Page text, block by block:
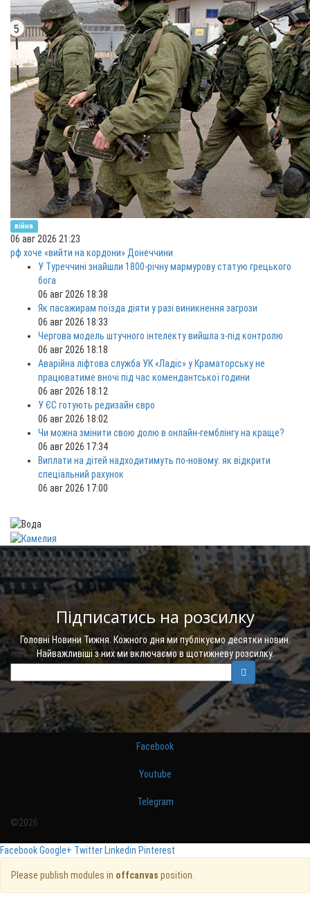
війна
06 авг 2026 21:23
рф хоче «вийти на кордони» Донеччини
У Туреччині знайшли 1800-річну мармурову статую грецького
бога
06 авг 2026 18:38
Як пасажирам поїзда діяти у разі виникнення загрози
06 авг 2026 18:33
Чергова модель штучного інтелекту вийшла з-під контролю
06 авг 2026 18:18
Аварійна ліфтова служба УК «Ладіс» у Краматорську не
працюватиме вночі під час комендантської години
06 авг 2026 18:12
У ЄС готують редизайн євро
06 авг 2026 18:02
Чи можна змінити свою долю в онлайн-гемблінгу на краще?
06 авг 2026 17:34
Виплати на дітей надходитимуть по-новому: як відкрити
спеціальний рахунок
06 авг 2026 17:00
Підписатись на розсилку
Головні Новини Тижня. Кожного дня ми публікуємо десятки новин.
Найважливіші з них ми включаємо в щотижневу розсилку.
Facebook
Youtube
Telegram
©2026
FacebookGoogle+ Twitter Linkedin Pinterest
Please publish modules in offcanvas position.